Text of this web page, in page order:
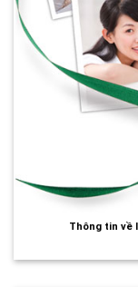
Thông tin về